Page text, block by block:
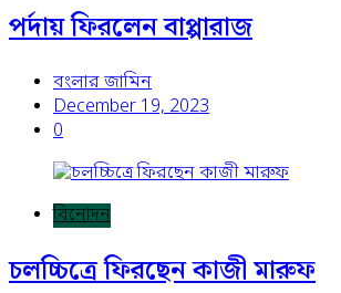
পর্দায় ফিরলেন বাপ্পারাজ
বংলার জামিন
December 19, 2023
0
বিনোদন
চলচ্চিত্রে ফিরছেন কাজী মারুফ